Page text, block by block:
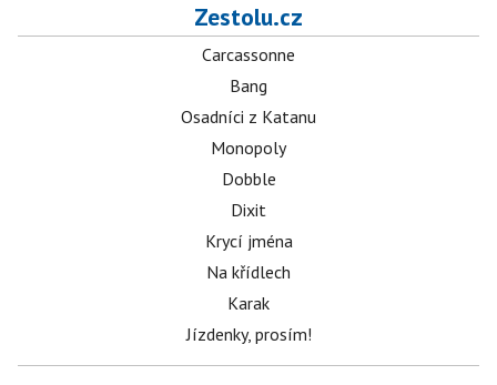
Zestolu.cz
Carcassonne
Bang
Osadníci z Katanu
Monopoly
Dobble
Dixit
Krycí jména
Na křídlech
Karak
Jízdenky, prosím!